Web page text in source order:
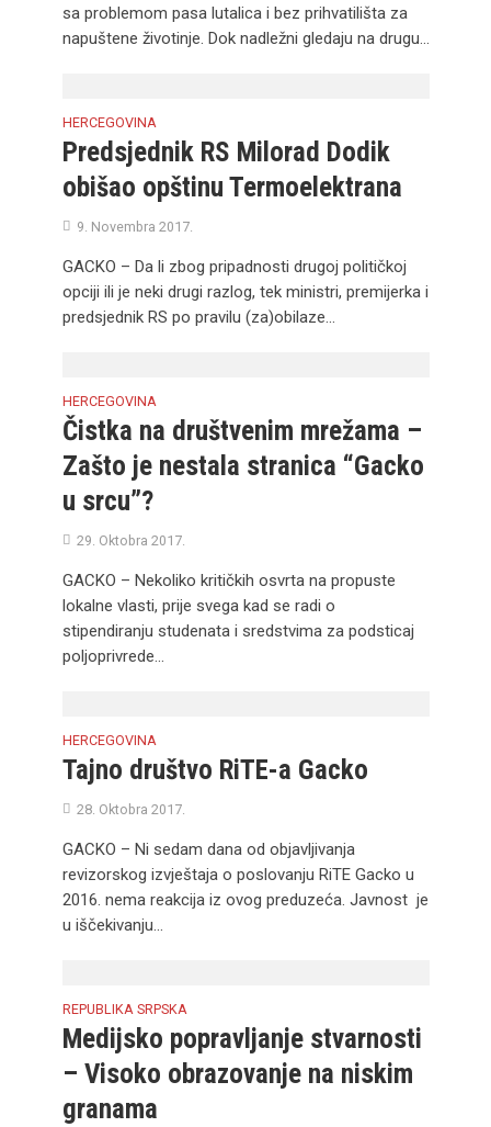
sa problemom pasa lutalica i bez prihvatilišta za
napuštene životinje. Dok nadležni gledaju na drugu...
HERCEGOVINA
Predsjednik RS Milorad Dodik
obišao opštinu Termoelektrana
9. Novembra 2017.
GACKO – Da li zbog pripadnosti drugoj političkoj
opciji ili je neki drugi razlog, tek ministri, premijerka i
predsjednik RS po pravilu (za)obilaze...
HERCEGOVINA
Čistka na društvenim mrežama –
Zašto je nestala stranica “Gacko
u srcu”?
29. Oktobra 2017.
GACKO – Nekoliko kritičkih osvrta na propuste
lokalne vlasti, prije svega kad se radi o
stipendiranju studenata i sredstvima za podsticaj
poljoprivrede...
HERCEGOVINA
Tajno društvo RiTE-a Gacko
28. Oktobra 2017.
GACKO – Ni sedam dana od objavljivanja
revizorskog izvještaja o poslovanju RiTE Gacko u
2016. nema reakcija iz ovog preduzeća. Javnost je
u iščekivanju...
REPUBLIKA SRPSKA
Medijsko popravljanje stvarnosti
– Visoko obrazovanje na niskim
granama